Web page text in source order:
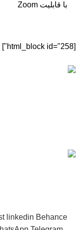
با قابلیت Zoom
[html_block id="258"]
linkedin Behance